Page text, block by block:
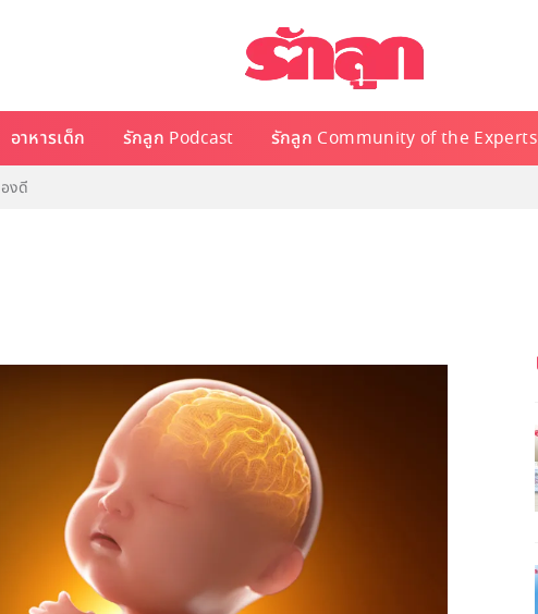
อาหารเด็ก รักลูก Podcast รักลูก Community of the Experts
งดี